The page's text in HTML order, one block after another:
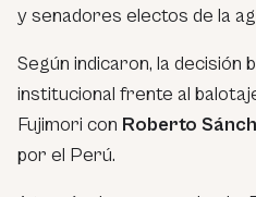
y senadores electos de la
Según indicaron, la decisión
institucional frente al
Fujimori con Roberto
por el Perú.